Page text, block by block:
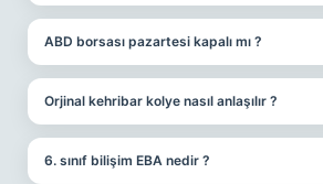
ABD borsası pazartesi kapalı mı ?
Orjinal kehribar kolye nasıl anlaşılır ?
6. sınıf bilişim EBA nedir ?